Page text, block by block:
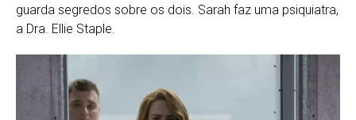
guarda segredos sobre os dois. Sarah faz uma psiquiatra,
a Dra. Ellie Staple.